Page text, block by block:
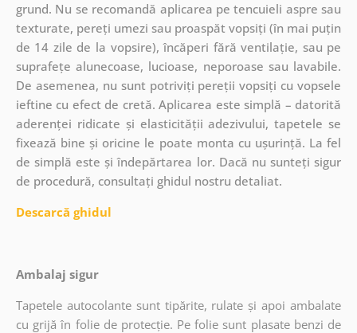
grund. Nu se recomandă aplicarea pe tencuieli aspre sau
texturate, pereți umezi sau proaspăt vopsiți (în mai puțin
de 14 zile de la vopsire), încăperi fără ventilație, sau pe
suprafețe alunecoase, lucioase, neporoase sau lavabile.
De asemenea, nu sunt potriviți pereții vopsiți cu vopsele
ieftine cu efect de cretă. Aplicarea este simplă – datorită
aderenței ridicate și elasticității adezivului, tapetele se
fixează bine și oricine le poate monta cu ușurință. La fel
de simplă este și îndepărtarea lor. Dacă nu sunteți sigur
de procedură, consultați ghidul nostru detaliat.
Descarcă ghidul
Ambalaj sigur
Tapetele autocolante sunt tipărite, rulate și apoi ambalate
cu grijă în folie de protecție. Pe folie sunt plasate benzi de